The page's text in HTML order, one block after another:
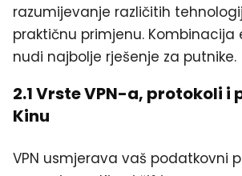
razumijevanje različitih
praktičnu primjenu. Kombinacija
nudi najbolje rješenje za putnike.
2.1 Vrste VPN-a, protokoli i
Kinu
VPN usmjerava vaš podatkovni